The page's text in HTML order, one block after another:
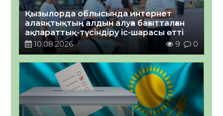
Қызылорда облысында интернет
алаяқтықтың алдын алуға бағытталған
ақпараттық-түсіндіру іс-шарасы өтті
10.08.2026
9 0